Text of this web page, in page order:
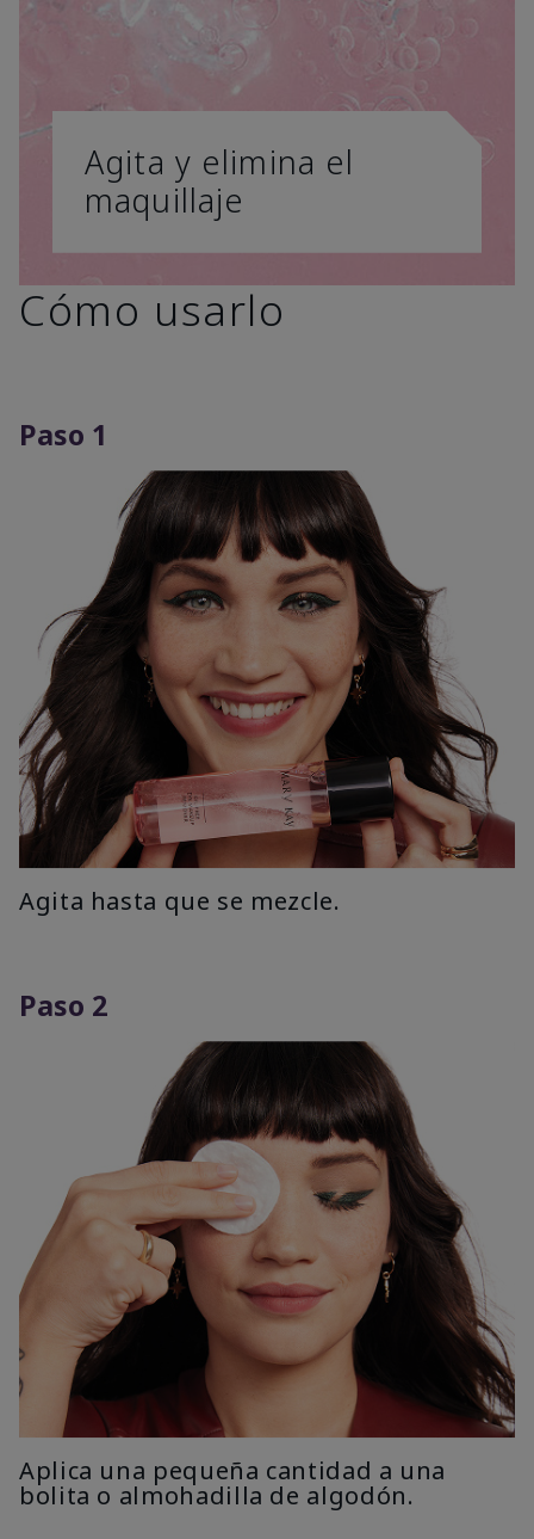
Agita y elimina el
maquillaje
Cómo usarlo
Paso 1
Agita hasta que se mezcle.
Paso 2
Aplica una pequeña cantidad a una
bolita o almohadilla de algodón.